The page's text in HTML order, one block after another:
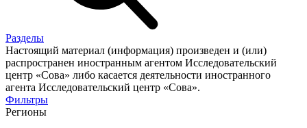
Разделы
Настоящий материал (информация) произведен и (или)
распространен иностранным агентом Исследовательский
центр «Сова» либо касается деятельности иностранного
агента Исследовательский центр «Сова».
Фильтры
Регионы